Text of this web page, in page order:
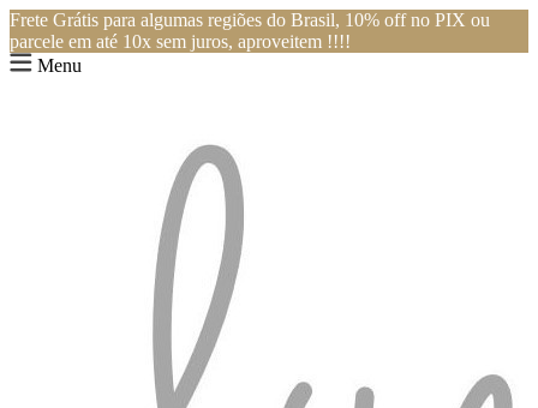
Frete Grátis para algumas regiões do Brasil, 10% off no PIX ou
parcele em até 10x sem juros, aproveitem !!!!
Menu